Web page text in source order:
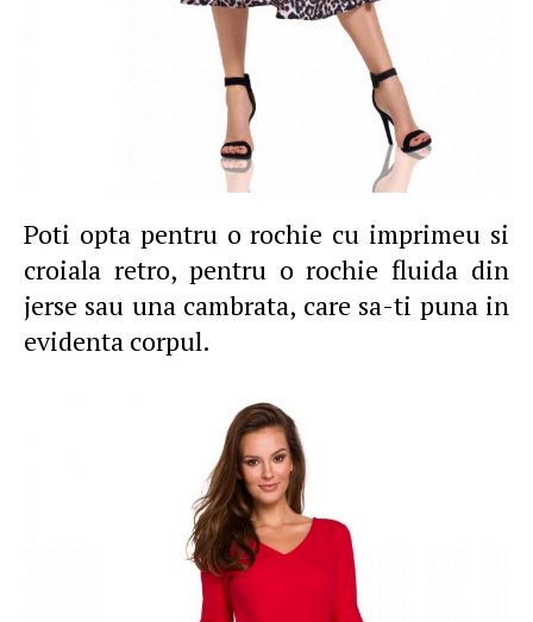
Poti opta pentru o rochie cu imprimeu si
croiala retro, pentru o rochie fluida din
jerse sau una cambrata, care sa-ti puna in
evidenta corpul.